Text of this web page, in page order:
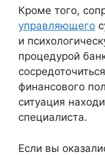
Кроме того,
управляющего
и
процедурой
финансового
ситуация
специалиста.
Если вы